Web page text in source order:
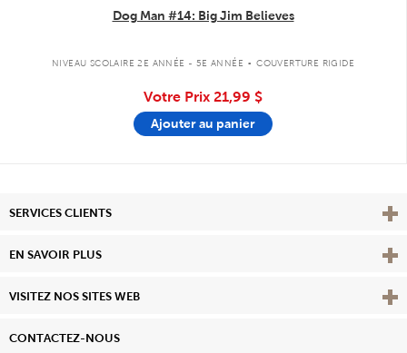
Dog Man #14: Big Jim Believes
NIVEAU SCOLAIRE 2E ANNÉE - 5E ANNÉE . COUVERTURE RIGIDE
Votre Prix 21,99 $
Ajouter au panier
SERVICES CLIENTS
EN SAVOIR PLUS View
VISITEZ NOS SITES WEB
CONTACTEZ-NOUS